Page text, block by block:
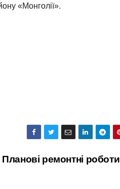
«Монголії».
Планові ремонтні роботи